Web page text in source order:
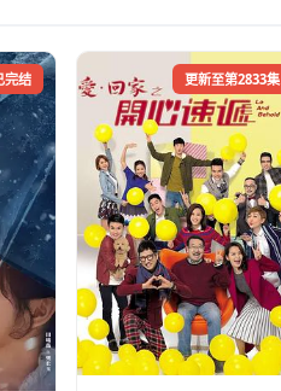
完结 更新至第2833集